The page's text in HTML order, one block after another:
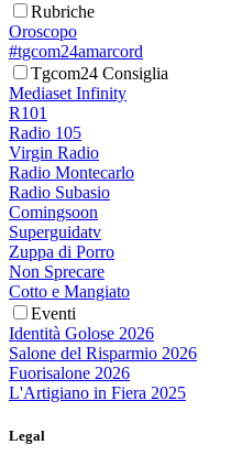
Rubriche
Oroscopo
#tgcom24amarcord
Tgcom24 Consiglia
Mediaset Infinity
R101
Radio 105
Virgin Radio
Radio Montecarlo
Radio Subasio
Comingsoon
Superguidatv
Zuppa di Porro
Non Sprecare
Cotto e Mangiato
Eventi
Identità Golose 2026
Salone del Risparmio 2026
Fuorisalone 2026
L'Artigiano in Fiera 2025
Legal